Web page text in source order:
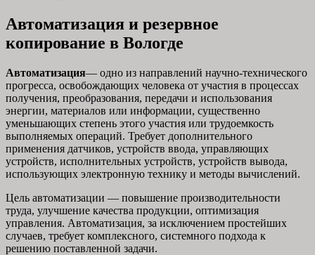
Автоматизация и резервное
копирование в Вологде
Автоматизация— одно из направлений научно-технического
прогресса, освобождающих человека от участия в процессах
получения, преобразования, передачи и использования
энергии, материалов или информации, существенно
уменьшающих степень этого участия или трудоемкость
выполняемых операций. Требует дополнительного
применения датчиков, устройств ввода, управляющих
устройств, исполнительных устройств, устройств вывода,
использующих электронную технику и методы вычислений.
Цель автоматизации — повышение производительности
труда, улучшение качества продукции, оптимизация
управления. Автоматизация, за исключением простейших
случаев, требует комплексного, системного подхода к
решению поставленной задачи.